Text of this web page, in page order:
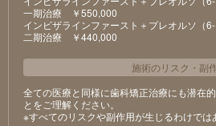
⼀期治療 ￥550,000
インビザラインファースト＋プレオルソ（6-
⼆期治療 ￥440,000
施術のリスク ・ 副
全ての医療と同様に歯科矯正治療にも潜在
とをご理解ください。
※すべてのリスクや副作用が生じるわけでは